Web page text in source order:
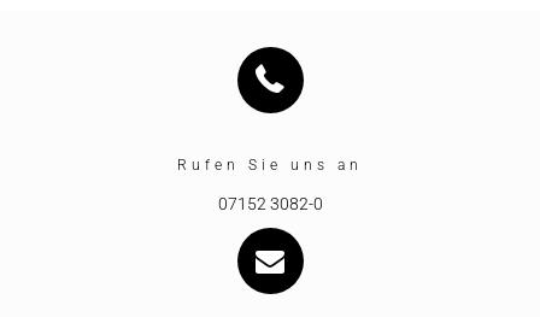
Rufen Sie uns an
07152 3082-0